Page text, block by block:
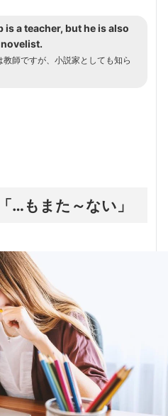
is a teacher, but he is also
教師ですが、小説家としても知ら
…もまた～ない」